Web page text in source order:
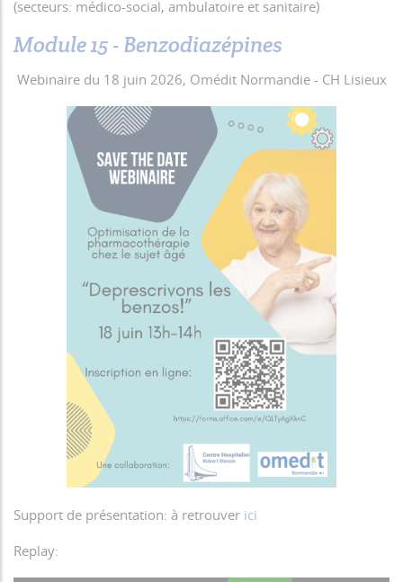
(secteurs: médico-social, ambulatoire et sanitaire)
Module 15 - Benzodiazépines
Webinaire du 18 juin 2026, Omédit Normandie - CH Lisieux
Support de présentation: à retrouver ici
Replay: